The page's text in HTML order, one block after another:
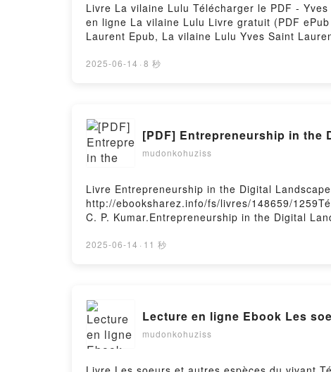
Livre La vilaine Lulu Télécharger le PDF -
en ligne La vilaine Lulu Livre gratuit (PDF
Laurent Epub, La vilaine Lulu Yves Saint
gratuitPowered by Firstory Hosting
2025-06-14 · 8 秒
[PDF] Entrepreneurship in the
mudonkohuziss
Livre Entrepreneurship in the Digital
http://ebooksharez.info/fs/livres/148659/
C. P. Kumar.Entrepreneurship in the Digital
Entrepreneurship in the Digital Landscape C.
2025-06-14 · 11 秒
Lecture en ligne Ebook Les
mudonkohuziss